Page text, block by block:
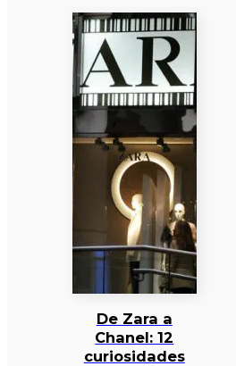
De Zara a
Chanel: 12
curiosidades